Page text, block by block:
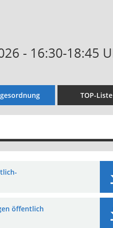
- 16:30-18:45
TOP-Liste
öffentlich